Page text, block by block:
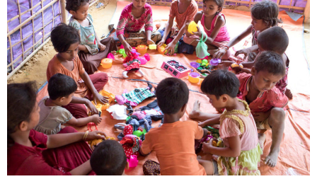
Beskyttelsemot
krig, vold og
overgrep